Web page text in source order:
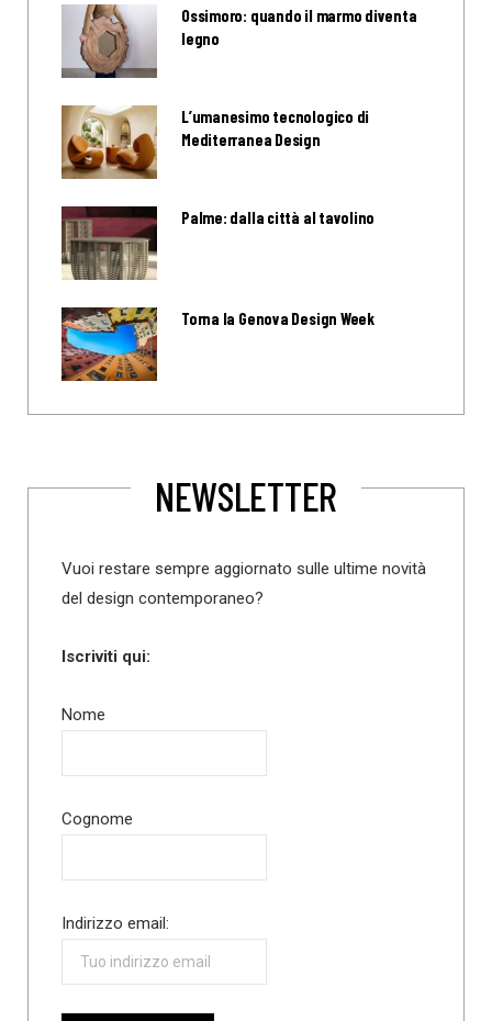
Ossimoro: quando il marmo diventa
legno
L’umanesimo tecnologico di
Mediterranea Design
Palme: dalla città al tavolino
Torna la Genova Design Week
NEWSLETTER
Vuoi restare sempre aggiornato sulle ultime novità
del design contemporaneo?
Iscriviti qui:
Nome
Cognome
Indirizzo email: